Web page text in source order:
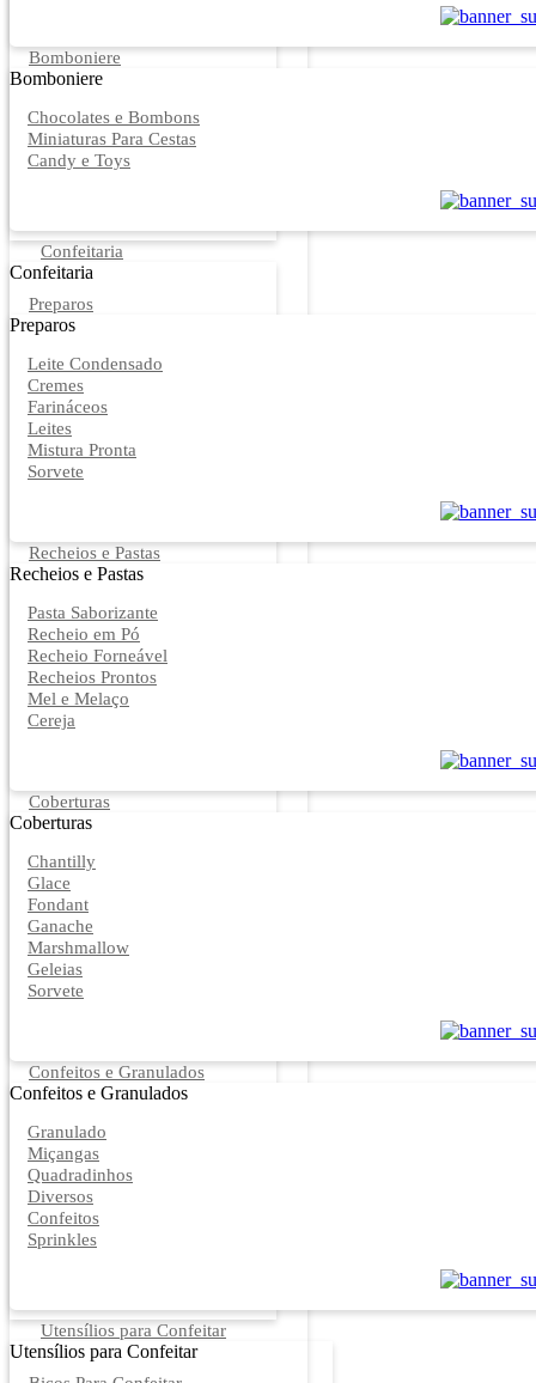
Bomboniere
Bomboniere
Chocolates e Bombons
Miniaturas Para Cestas
Candy e Toys
Confeitaria
Confeitaria
Preparos
Preparos
Leite Condensado
Cremes
Farináceos
Leites
Mistura Pronta
Sorvete
Recheios e Pastas
Recheios e Pastas
Pasta Saborizante
Recheio em Pó
Recheio Forneável
Recheios Prontos
Mel e Melaço
Cereja
Coberturas
Coberturas
Chantilly
Glace
Fondant
Ganache
Marshmallow
Geleias
Sorvete
Confeitos e Granulados
Confeitos e Granulados
Granulado
Miçangas
Quadradinhos
Diversos
Confeitos
Sprinkles
Utensílios para Confeitar
Utensílios para Confeitar